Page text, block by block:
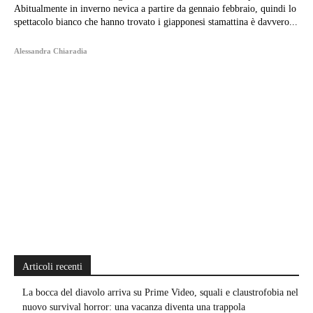
Abitualmente in inverno nevica a partire da gennaio febbraio, quindi lo
spettacolo bianco che hanno trovato i giapponesi stamattina è davvero...
Alessandra Chiaradia
Articoli recenti
La bocca del diavolo arriva su Prime Video, squali e claustrofobia nel
nuovo survival horror: una vacanza diventa una trappola